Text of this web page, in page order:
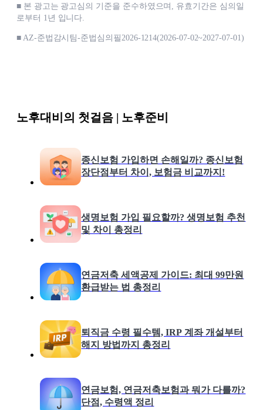
■ 본 광고는 광고심의 기준을 준수하였으며, 유효기간은 심의일
로부터 1년 입니다.
■ AZ-준법감시팀-준법심의필2026-1214(2026-07-02~2027-07-01)
노후대비의 첫걸음 | 노후준비
종신보험 가입하면 손해일까? 종신보험
장단점부터 차이, 보험금 비교까지!
생명보험 가입 필요할까? 생명보험 추천
및 차이 총정리
연금저축 세액공제 가이드: 최대 99만원
환급받는 법 총정리
퇴직금 수령 필수템, IRP 계좌 개설부터
해지 방법까지 총정리
연금보험, 연금저축보험과 뭐가 다를까?
단점, 수령액 정리